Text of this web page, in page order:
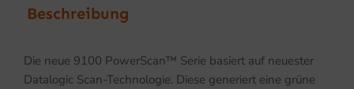
Beschreibung
Die neue 9100 PowerScan™ Serie basiert auf neuester
Datalogic Scan-Technologie. Diese generiert eine grüne